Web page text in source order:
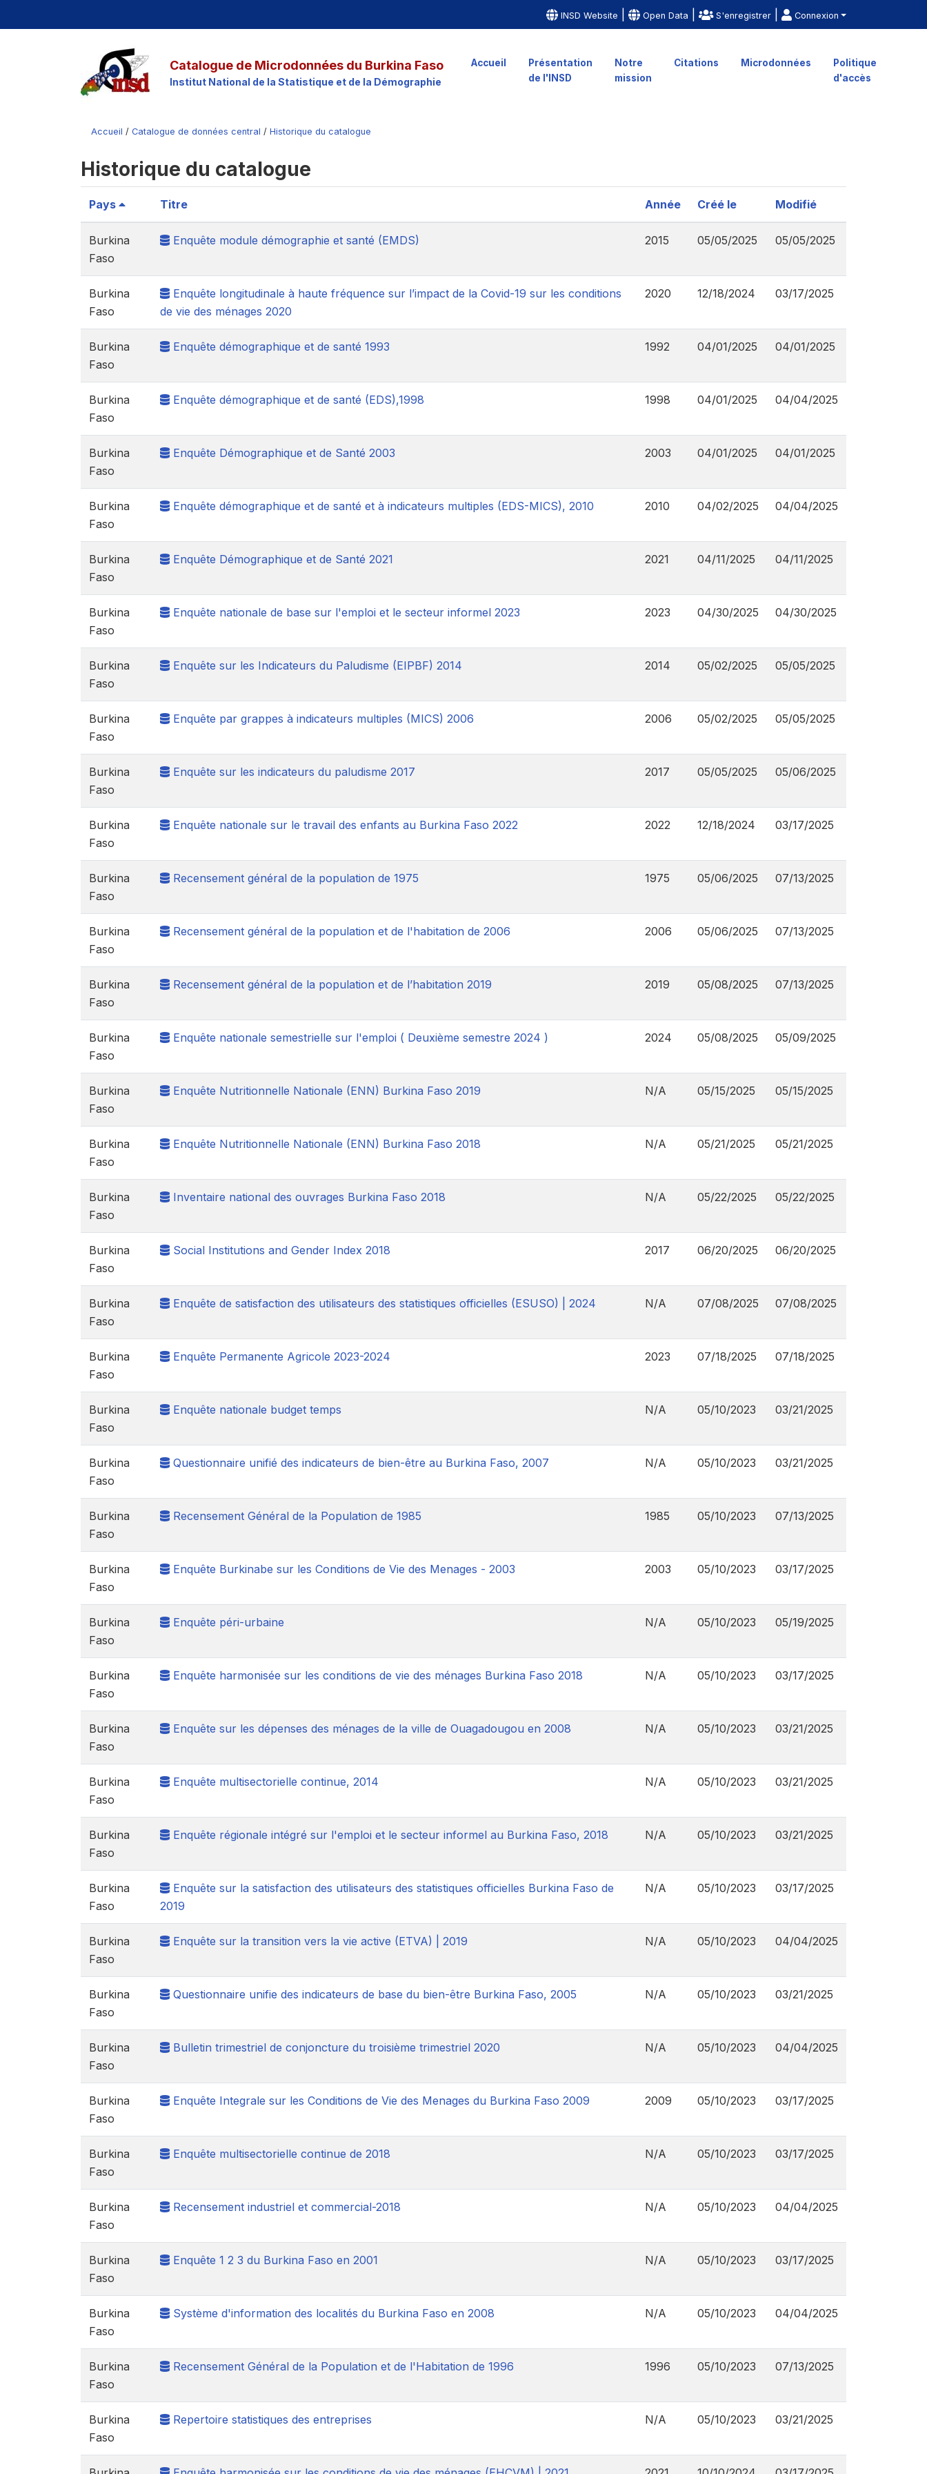
INSD Website | Open Data | S'enregistrer | Connexion
Catalogue de Microdonnées du Burkina Faso
Institut National de la Statistique et de la Démographie
Accueil
Présentation
de l'INSD
Notre
mission
Citations Microdonnées
Politique
d'accès
Accueil / Catalogue de données central / Historique du catalogue
Historique du catalogue
Pays Titre Année Créé le Modifié
Burkina
Faso
Enquête module démographie et santé (EMDS) 2015 05/05/2025 05/05/2025
Burkina
Faso
Enquête longitudinale à haute fréquence sur l’impact de la Covid-19 sur les conditions
de vie des ménages 2020
2020 12/18/2024 03/17/2025
Burkina
Faso
Enquête démographique et de santé 1993 1992 04/01/2025 04/01/2025
Burkina
Faso
Enquête démographique et de santé (EDS),1998 1998 04/01/2025 04/04/2025
Burkina
Faso
Enquête Démographique et de Santé 2003 2003 04/01/2025 04/01/2025
Burkina
Faso
Enquête démographique et de santé et à indicateurs multiples (EDS-MICS), 2010 2010 04/02/2025 04/04/2025
Burkina
Faso
Enquête Démographique et de Santé 2021 2021 04/11/2025 04/11/2025
Burkina
Faso
Enquête nationale de base sur l'emploi et le secteur informel 2023 2023 04/30/2025 04/30/2025
Burkina
Faso
Enquête sur les Indicateurs du Paludisme (EIPBF) 2014 2014 05/02/2025 05/05/2025
Burkina
Faso
Enquête par grappes à indicateurs multiples (MICS) 2006 2006 05/02/2025 05/05/2025
Burkina
Faso
Enquête sur les indicateurs du paludisme 2017 2017 05/05/2025 05/06/2025
Burkina
Faso
Enquête nationale sur le travail des enfants au Burkina Faso 2022 2022 12/18/2024 03/17/2025
Burkina
Faso
Recensement général de la population de 1975 1975 05/06/2025 07/13/2025
Burkina
Faso
Recensement général de la population et de l'habitation de 2006 2006 05/06/2025 07/13/2025
Burkina
Faso
Recensement général de la population et de l’habitation 2019 2019 05/08/2025 07/13/2025
Burkina
Faso
Enquête nationale semestrielle sur l'emploi ( Deuxième semestre 2024 ) 2024 05/08/2025 05/09/2025
Burkina
Faso
Enquête Nutritionnelle Nationale (ENN) Burkina Faso 2019 N/A 05/15/2025 05/15/2025
Burkina
Faso
Enquête Nutritionnelle Nationale (ENN) Burkina Faso 2018 N/A 05/21/2025 05/21/2025
Burkina
Faso
Inventaire national des ouvrages Burkina Faso 2018 N/A 05/22/2025 05/22/2025
Burkina
Faso
Social Institutions and Gender Index 2018 2017 06/20/2025 06/20/2025
Burkina
Faso
Enquête de satisfaction des utilisateurs des statistiques officielles (ESUSO) | 2024 N/A 07/08/2025 07/08/2025
Burkina
Faso
Enquête Permanente Agricole 2023-2024 2023 07/18/2025 07/18/2025
Burkina
Faso
Enquête nationale budget temps N/A 05/10/2023 03/21/2025
Burkina
Faso
Questionnaire unifié des indicateurs de bien-être au Burkina Faso, 2007 N/A 05/10/2023 03/21/2025
Burkina
Faso
Recensement Général de la Population de 1985 1985 05/10/2023 07/13/2025
Burkina
Faso
Enquête Burkinabe sur les Conditions de Vie des Menages - 2003 2003 05/10/2023 03/17/2025
Burkina
Faso
Enquête péri-urbaine N/A 05/10/2023 05/19/2025
Burkina
Faso
Enquête harmonisée sur les conditions de vie des ménages Burkina Faso 2018 N/A 05/10/2023 03/17/2025
Burkina
Faso
Enquête sur les dépenses des ménages de la ville de Ouagadougou en 2008 N/A 05/10/2023 03/21/2025
Burkina
Faso
Enquête multisectorielle continue, 2014 N/A 05/10/2023 03/21/2025
Burkina
Faso
Enquête régionale intégré sur l'emploi et le secteur informel au Burkina Faso, 2018 N/A 05/10/2023 03/21/2025
Burkina
Faso
Enquête sur la satisfaction des utilisateurs des statistiques officielles Burkina Faso de
2019
N/A 05/10/2023 03/17/2025
Burkina
Faso
Enquête sur la transition vers la vie active (ETVA) | 2019 N/A 05/10/2023 04/04/2025
Burkina
Faso
Questionnaire unifie des indicateurs de base du bien-être Burkina Faso, 2005 N/A 05/10/2023 03/21/2025
Burkina
Faso
Bulletin trimestriel de conjoncture du troisième trimestriel 2020 N/A 05/10/2023 04/04/2025
Burkina
Faso
Enquête Integrale sur les Conditions de Vie des Menages du Burkina Faso 2009 2009 05/10/2023 03/17/2025
Burkina
Faso
Enquête multisectorielle continue de 2018 N/A 05/10/2023 03/17/2025
Burkina
Faso
Recensement industriel et commercial-2018 N/A 05/10/2023 04/04/2025
Burkina
Faso
Enquête 1 2 3 du Burkina Faso en 2001 N/A 05/10/2023 03/17/2025
Burkina
Faso
Système d'information des localités du Burkina Faso en 2008 N/A 05/10/2023 04/04/2025
Burkina
Faso
Recensement Général de la Population et de l'Habitation de 1996 1996 05/10/2023 07/13/2025
Burkina
Faso
Repertoire statistiques des entreprises N/A 05/10/2023 03/21/2025